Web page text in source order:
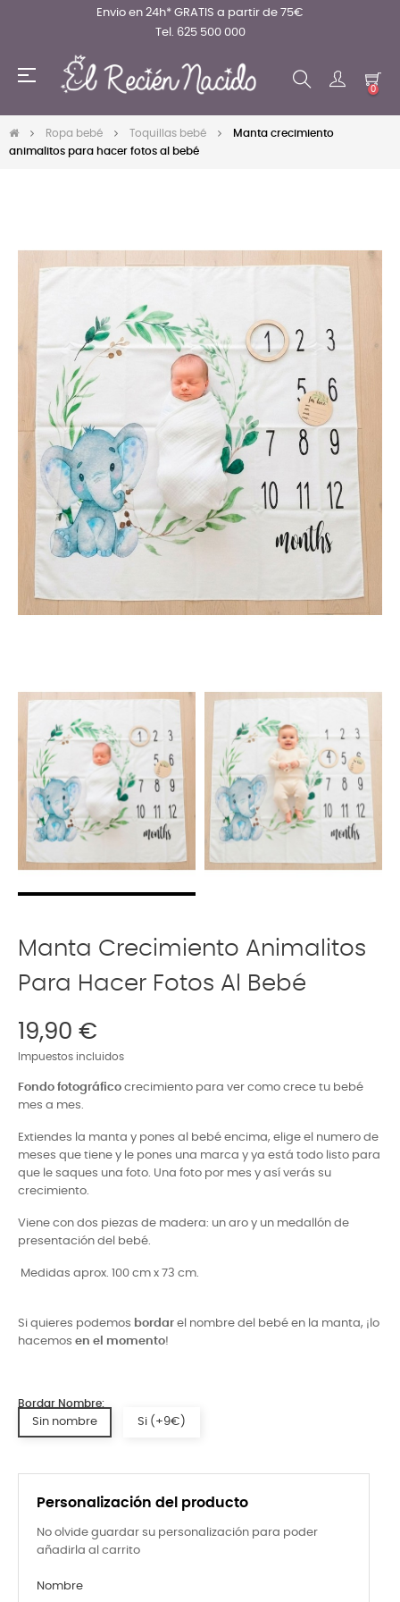
Envio en 24h* GRATIS a partir de 75€
Tel. 625 500 000
Navegación
☰
0
Ropa bebé Toquillas bebé
Manta crecimiento
animalitos para hacer fotos al bebé
Manta Crecimiento Animalitos
Para Hacer Fotos Al Bebé
19,90 €
Impuestos incluidos
Fondo fotográfico crecimiento para ver como crece tu bebé
mes a mes.
Extiendes la manta y pones al bebé encima, elige el numero de
meses que tiene y le pones una marca y ya está todo listo para
que le saques una foto. Una foto por mes y así verás su
crecimiento.
Viene con dos piezas de madera: un aro y un medallón de
presentación del bebé.
Medidas aprox. 100 cm x 73 cm.
Si quieres podemos bordar el nombre del bebé en la manta, ¡lo
hacemos en el momento!
Personalización del producto
No olvide guardar su personalización para poder
añadirla al carrito
Nombre
Bordar Nombre:
Sin nombre Si (+9€)